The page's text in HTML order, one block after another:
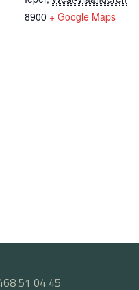
8900 + Google Maps
51 04 45